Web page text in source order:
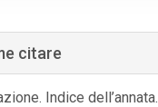
citare
Indice dell’annata.